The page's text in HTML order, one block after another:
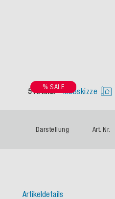
5 Artikel Maßskizze
Darstellung Art. Nr.
Artikeldetails
% SALE